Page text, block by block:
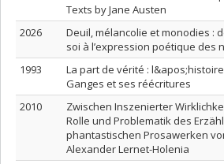
Texts by Jane Austen
2026
Deuil, mélancolie et monodies :
soi à l’expression poétique des
1993
La part de vérité :
Ganges et ses réécritures
2010
Zwischen Inszenierter
Rolle und Problematik des
phantastischen Prosawerken
Alexander Lernet-Holenia